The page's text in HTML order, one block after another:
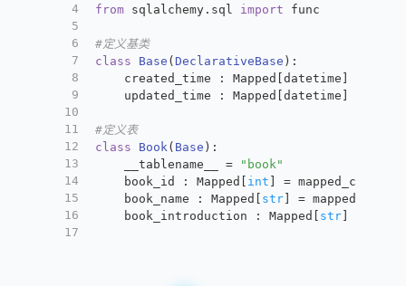
4
5
6
7
8
9
10
11
12
13
14
15
16
17
from sqlalchemy.sql import func
#定义基类
class
Base (DeclarativeBase ):
created_time : Mapped[datetime] =
updated_time : Mapped[datetime] =
#定义表
class
Book ( Base ):
    __tablename__ =
"book"
    book_id : Mapped[
int ] =
    book_name : Mapped[
str] =
    book_introduction : Mapped[
str]